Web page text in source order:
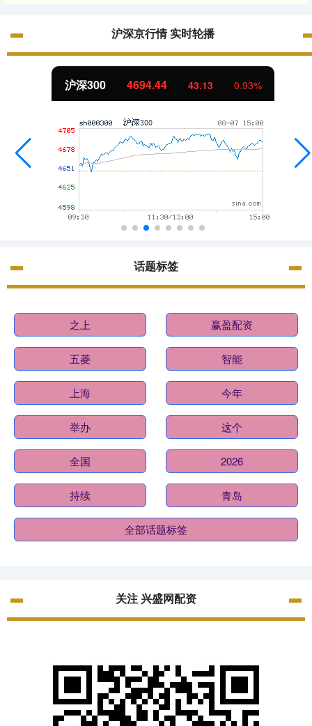
沪深京行情 实时轮播
沪深300 4694.44 43.13 0.93%
话题标签
之上 赢盈配资
五菱 智能
上海 今年
举办 这个
全国 2026
持续 青岛
全部话题标签
关注 兴盛网配资